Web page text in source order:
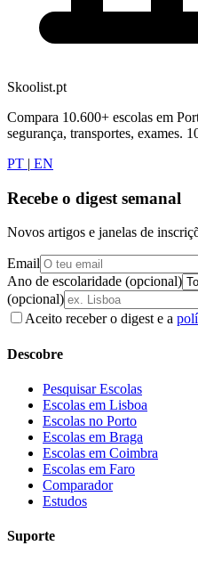
Skoolist.pt
Compara 10.600+ escolas em
segurança, transportes, exames.
PT | EN
Recebe o digest semanal
Novos artigos e janelas de
Email
Ano de escolaridade (opcional)
(opcional)
Aceito receber o digest e a
Descobre
Pesquisar Escolas
Escolas em Lisboa
Escolas no Porto
Escolas em Braga
Escolas em Coimbra
Escolas em Faro
Comparador
Estudos
Suporte